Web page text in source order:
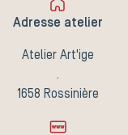
Adresse atelier
Atelier Art'ige
.
1658 Rossinière